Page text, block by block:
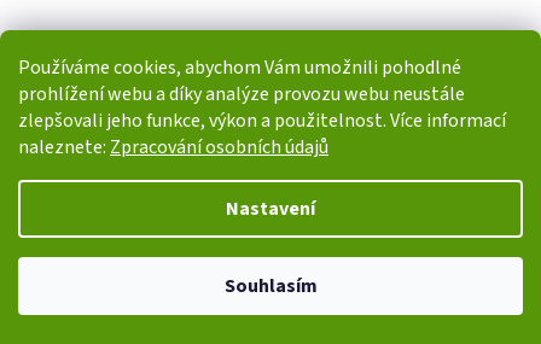
Používáme cookies, abychom Vám umožnili pohodlné
prohlížení webu a díky analýze provozu webu neustále
zlepšovali jeho funkce, výkon a použitelnost. Více informací
naleznete: Zpracování osobních údajů
Nastavení
Souhlasím
Copyright 2026i-POHONY.cz. Všechna práva vyhrazena.Upravit
nastavení cookies